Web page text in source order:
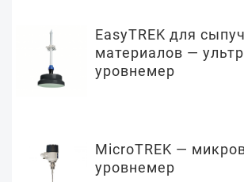
EasyTREK для
материалов —
уровнемер
MicroTREK —
уровнемер